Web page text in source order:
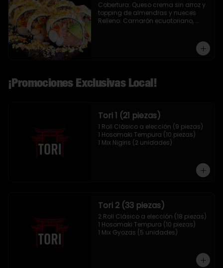
Cobertura: Queso crema sin arroz y
topping de almendras y nueces
Relleno: Camarón ecuatoriano,
¡Promociones Exclusivas Local!
Tori 1 (21 piezas)
1 Roll Clásico a elección (9 piezas)
1 Hosomaki Tempura (10 piezas)
1 Mix Nigiris (2 unidades)
Tori 2 (33 piezas)
2 Roll Clásico a elección (18 piezas)
1 Hosomaki Tempura (10 piezas)
1 Mix Gyozas (5 unidades)